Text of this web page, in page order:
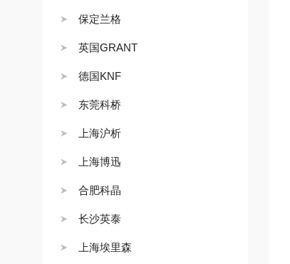
保定兰格
英国GRANT
德国KNF
东莞科桥
上海沪析
上海博迅
合肥科晶
长沙英泰
上海埃里森